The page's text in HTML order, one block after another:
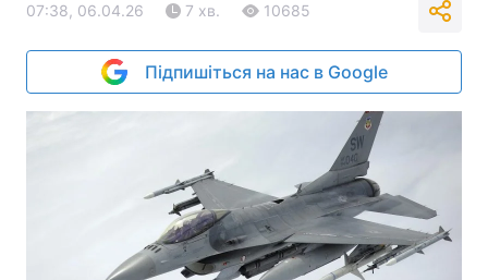
07:38, 06.04.26 7 хв. 10685
Підпишіться на нас в Google